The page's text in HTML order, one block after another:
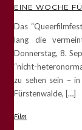
EINE WOCHE
Das
lang die
Donnerstag, 8.
“nicht-
zu sehen sein –
Fürstenwalde, […]
Film